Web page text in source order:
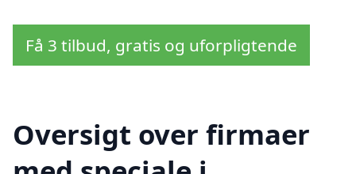
Få 3 tilbud, gratis og uforpligtende
Oversigt over firmaer